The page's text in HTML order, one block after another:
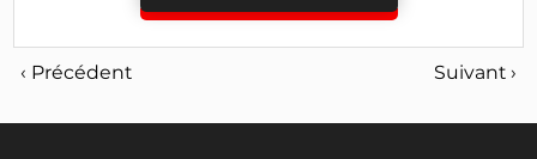
‹ Précédent Suivant ›